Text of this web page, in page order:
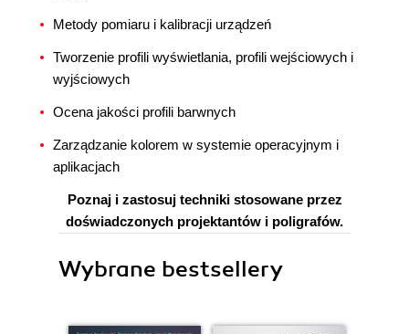
Metody pomiaru i kalibracji urządzeń
Tworzenie profili wyświetlania, profili wejściowych i
wyjściowych
Ocena jakości profili barwnych
Zarządzanie kolorem w systemie operacyjnym i
aplikacjach
Poznaj i zastosuj techniki stosowane przez
doświadczonych projektantów i poligrafów.
Wybrane bestsellery